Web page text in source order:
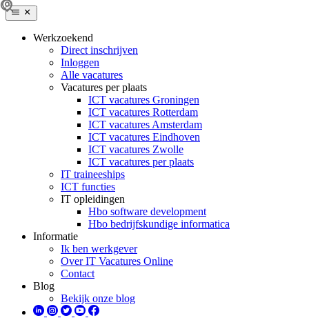
Werkzoekend
Direct inschrijven
Inloggen
Alle vacatures
Vacatures per plaats
ICT vacatures Groningen
ICT vacatures Rotterdam
ICT vacatures Amsterdam
ICT vacatures Eindhoven
ICT vacatures Zwolle
ICT vacatures per plaats
IT traineeships
ICT functies
IT opleidingen
Hbo software development
Hbo bedrijfskundige informatica
Informatie
Ik ben werkgever
Over IT Vacatures Online
Contact
Blog
Bekijk onze blog